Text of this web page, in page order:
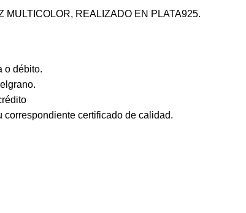
MULTICOLOR, REALIZADO EN PLATA925.
o débito.
correspondiente certificado de calidad.